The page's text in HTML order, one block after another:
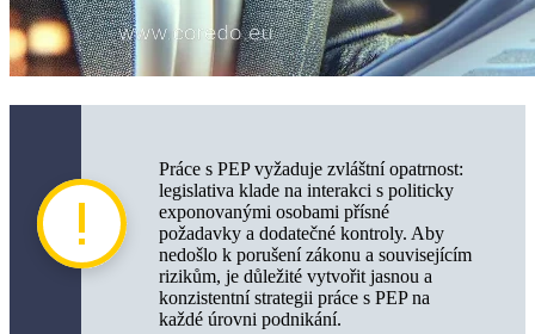
Práce s PEP vyžaduje zvláštní opatrnost:
legislativa klade na interakci s politicky
exponovanými osobami přísné
požadavky a dodatečné kontroly. Aby
nedošlo k porušení zákonu a souvisejícím
rizikům, je důležité vytvořit jasnou a
konzistentní strategii práce s PEP na
každé úrovni podnikání.